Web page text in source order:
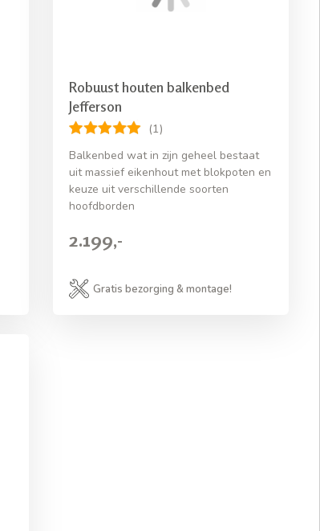
Robuust houten balkenbed
Jefferson
(1)
Balkenbed wat in zijn geheel bestaat
uit massief eikenhout met blokpoten en
keuze uit verschillende soorten
hoofdborden
2.199,-
Gratis bezorging & montage!